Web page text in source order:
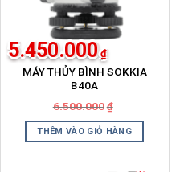
MÁY THỦY BÌNH SOKKIA
B40A
6.500.000 ₫
là:
6.500.000₫.
5.450.000 ₫
tại
là:
THÊM VÀO GIỎ HÀNG